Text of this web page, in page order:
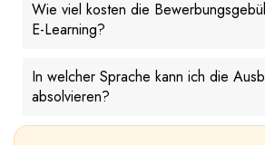
Wie viel kosten die
E-Learning?
In welcher Sprache kann ich die
absolvieren?